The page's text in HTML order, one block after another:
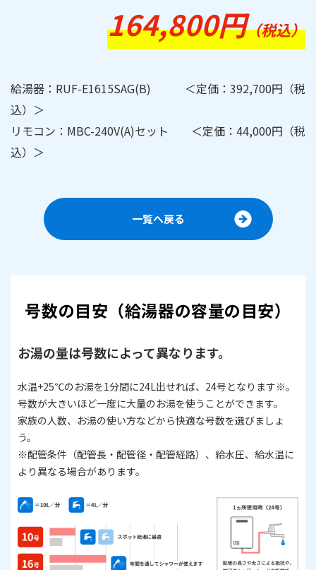
164,800円（税込）
給湯器：RUF-E1615SAG(B) ＜定価：392,700円（税
込）＞
リモコン：MBC-240V(A)セット ＜定価：44,000円（税
込）＞
一覧へ戻る
号数の目安（給湯器の容量の目安）
お湯の量は号数によって異なります。
水温+25℃のお湯を1分間に24L出せれば、24号となります※。
号数が大きいほど一度に大量のお湯を使うことができます。
家族の人数、お湯の使い方などから快適な号数を選びましょ
う。
​​​​​​​※配管条件（配管長・配管径・配管経路）、給水圧、給水温に
より異なる場合があります。